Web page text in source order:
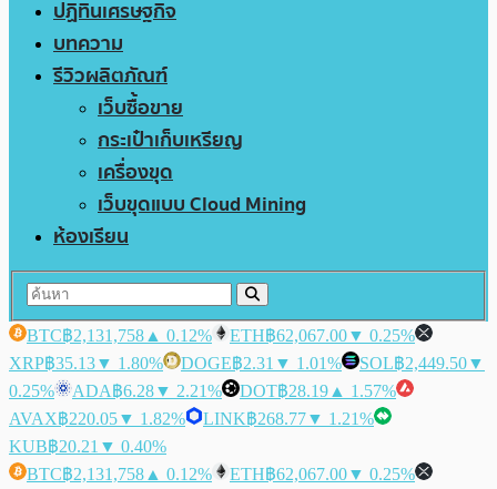
ปฏิทินเศรษฐกิจ
บทความ
รีวิวผลิตภัณฑ์
เว็บซื้อขาย
กระเป๋าเก็บเหรียญ
เครื่องขุด
เว็บขุดแบบ Cloud Mining
ห้องเรียน
BTC฿2,131,758 ▲ 0.12% ETH฿62,067.00▼ 0.25%
XRP฿35.13▼ 1.80% DOGE฿2.31 ▼ 1.01% SOL฿2,449.50▼
0.25%
ADA฿6.28▼ 2.21% DOT฿28.19 ▲ 1.57%
AVAX฿220.05▼ 1.82% LINK฿268.77▼ 1.21%
KUB฿20.21 ▼ 0.40%
BTC฿2,131,758 ▲ 0.12% ETH฿62,067.00▼ 0.25%